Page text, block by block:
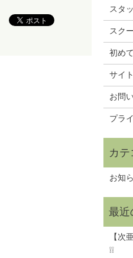
スタ
スク
初め
サイ
お問
プラ
お知
【次
❕❕